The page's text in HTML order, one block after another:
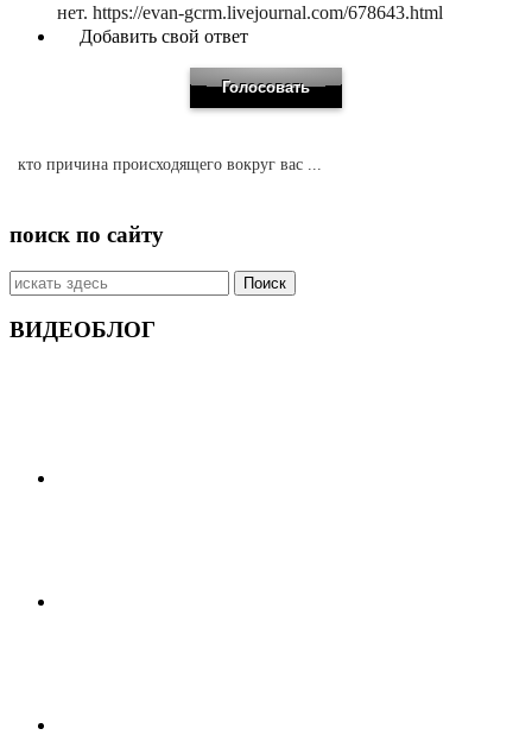
нет. https://evan-gcrm.livejournal.com/678643.html
Добавить свой ответ
кто причина происходящего вокруг вас ...
поиск по сайту
Искать:
ВИДЕОБЛОГ